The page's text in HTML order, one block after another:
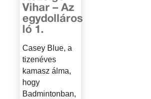
Vihar – Az
egydolláros
ló 1.
Casey Blue, a
tizenéves
kamasz álma,
hogy
Badmintonban,